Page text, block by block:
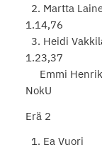
2.
1.14,76
3.
1.23,37
Emmi
NokU
Erä 2
1. Ea